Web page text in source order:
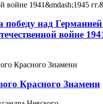
победу над
войне
Красного Знамени